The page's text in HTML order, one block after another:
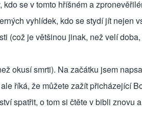
se v tomto hříšném a
vyhlídek, kdo se stydí jít nejen
(což je většinou jinak, než velí
okusí smrti). Na začátku jsem
říká, že můžete zažít přicházející
spatřit, o tom si čtěte v bibli znovu